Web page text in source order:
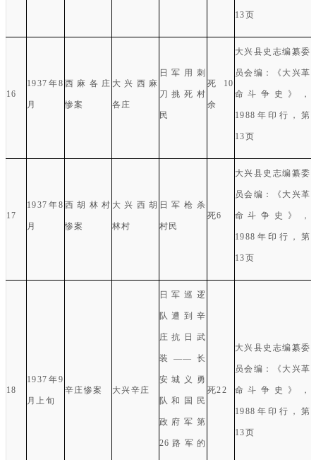
13页
16
1937 年8
月
西麻各庄
惨案
大兴西麻
各庄
日军用刺
刀挑死村
民
死 10
余
大兴县史志编纂委
员会编：《大兴革
命斗争史》，
1988 年印行，第
13页
17
1937 年8
月
西胡林村
惨案
大兴西胡
林村
日军枪杀
村民
死6
大兴县史志编纂委
员会编：《大兴革
命斗争史》，
1988 年印行，第
13页
18
1937 年9
月上旬
辛庄惨案 大兴辛庄
日军巡逻
队遭到辛
庄抗日武
装 —— 长
安城义勇
队和国民
政府军第
26 路军的
死22
大兴县史志编纂委
员会编：《大兴革
命斗争史》，
1988 年印行，第
13页